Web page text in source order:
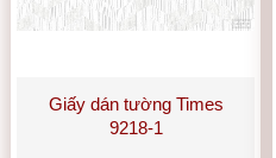
Giấy dán tường Times
9218-1